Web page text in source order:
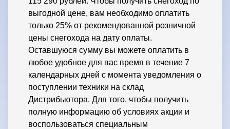
выгодной цене, вам необходимо оплатить
только 25% от рекомендованной розничной
цены снегохода на дату оплаты.
Оставшуюся сумму вы можете оплатить в
любое удобное для вас время в течение 7
календарных дней с момента уведомления о
поступлении техники на склад
Дистрибьютора. Для того, чтобы получить
полную информацию об условиях акции и
воспользоваться специальным